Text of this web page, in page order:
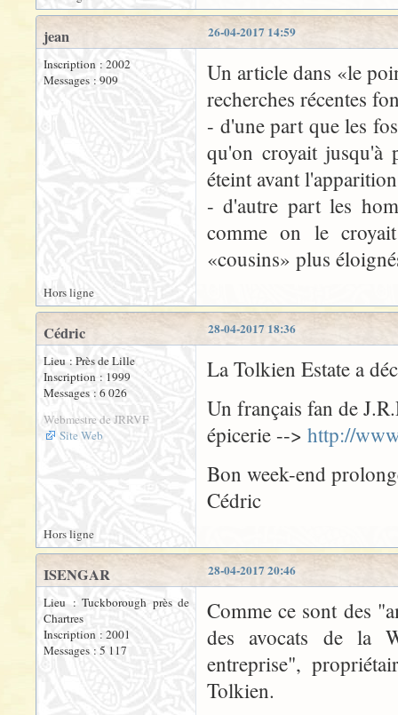
26-04-2017 14:59
jean
Inscription : 2002
Messages : 909
Un article dans «le
recherches récentes
- d'une part que les
qu'on croyait jusqu'à
éteint avant
- d'autre part les
comme on le
«cousins» plus
Hors ligne
28-04-2017 18:36
Cédric
Lieu : Près de Lille
Inscription : 1999
Messages : 6 026
Webmestre de JRRVF
Site Web
La Tolkien Estate a
Un français fan de
épicerie --> http://
Bon week-end
Cédric
Hors ligne
28-04-2017 20:46
ISENGAR
Lieu : Tuckborough près de
Chartres
Inscription : 2001
Messages : 5 117
Comme ce sont des
des avocats de la
entreprise",
Tolkien.